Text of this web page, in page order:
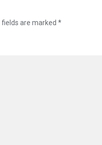
fields are marked *